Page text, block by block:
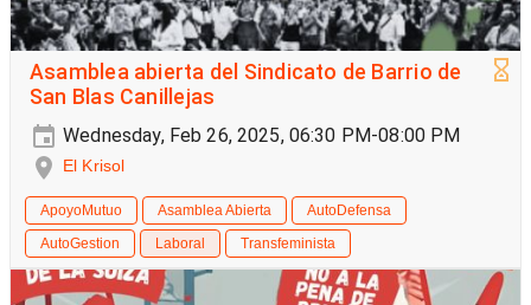
Asamblea abierta del Sindicato de Barrio de
San Blas Canillejas
Wednesday, Feb 26, 2025, 06:30 PM-08:00 PM
El Krisol
ApoyoMutuo Asamblea Abierta
AutoDefensa
AutoGestion
Laboral Transfeminista